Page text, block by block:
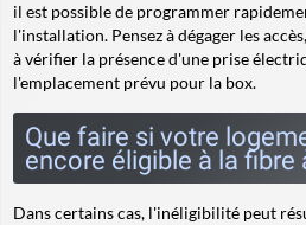
il est possible de programmer
l'installation. Pensez à dégager les
à vérifier la présence d'une prise
l'emplacement prévu pour la box.
Que faire si votre
encore éligible à la fibre
Dans certains cas, l'inéligibilité peut